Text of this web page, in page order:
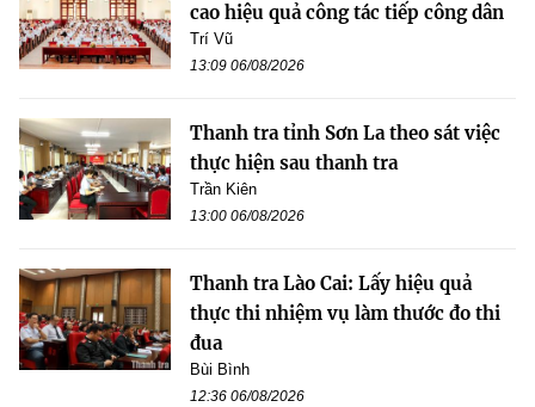
cao hiệu quả công tác tiếp công dân
Trí Vũ
13:09 06/08/2026
Thanh tra tỉnh Sơn La theo sát việc
thực hiện sau thanh tra
Trần Kiên
13:00 06/08/2026
Thanh tra Lào Cai: Lấy hiệu quả
thực thi nhiệm vụ làm thước đo thi
đua
Bùi Bình
12:36 06/08/2026